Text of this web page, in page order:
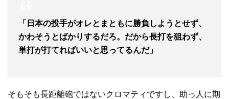
「日本の投手がオレとまともに勝負しようとせず、
かわそうとばかりするだろ。だから長打を狙わず、
単打が打てればいいと思ってるんだ」
そもそも長距離砲ではないクロマティですし、助っ人に期